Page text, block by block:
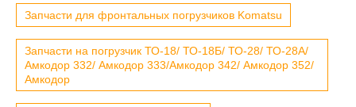
Запчасти для фронтальных погрузчиков Komatsu
Запчасти на погрузчик ТО-18/ ТО-18Б/ ТО-28/ ТО-28А/
Амкодор 332/ Амкодор 333/Амкодор 342/ Амкодор 352/
Амкодор